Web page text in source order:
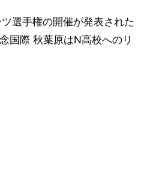
選手権の開催が発表された
国際 秋葉原はN高校へのリ